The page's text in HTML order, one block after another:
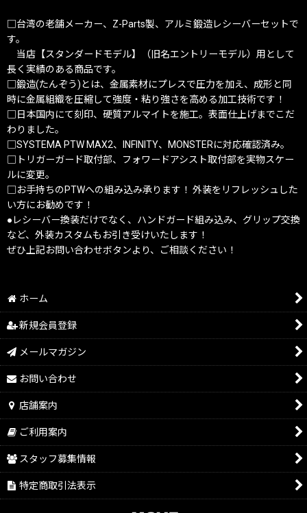
□台湾の老舗メーカー、Z-Parts製、アルミ鍛造レシーバーセットで
す。
当店【スタンダードモデル】（旧名エントリーモデル）用として
長く実績のある商品です。
□鍛造(たんぞう)とは、金属素材にプレスで圧力を加え、成形と同
時に金属組織を圧縮して強度・粘り強さを高める加工技術です！
□日本国内にて刻印、硬質アルマイトを施工。表面仕上げまでこだ
わりました。
□SYSTEMA PTW MAX2、INFINITY、MONSTERに対応確認済み。
□トリガーガード取付部、フォワードアシスト取付部を実物スケー
ルに変更。
□お手持ちのPTWへの組み込み承ります！ 外装をリフレッシュした
い方にお勧めです！
●レシーバー換装だけでなく、ハンドガード組み込み、グリップ交換
など、外装カスタムもお引き受けいたします！
ぜひ上記お問い合わせボタンより、ご相談ください！
ホーム
新規会員登録
メールマガジン
お問い合わせ
店舗案内
ご利用案内
スタッフ募集情報
特定商取引法表示